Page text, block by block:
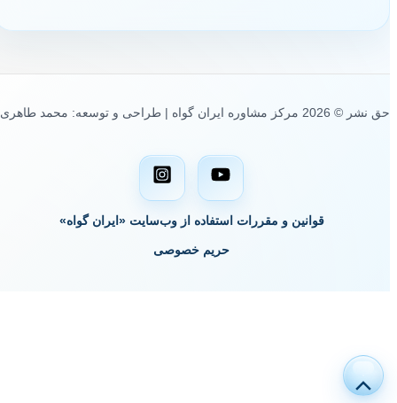
حق نشر © 2026 مرکز مشاوره ایران گواه | طراحی و توسعه: محمد طاهری
قوانین و مقررات استفاده از وب‌سایت «ایران گواه»
حریم خصوصی
پیمایش